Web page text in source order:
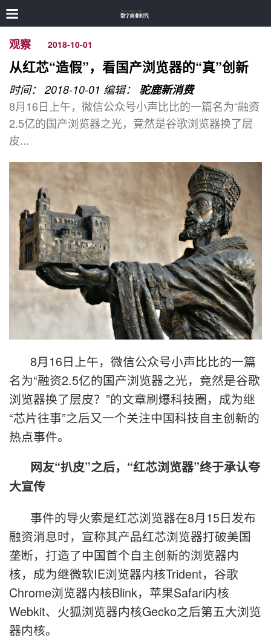
观察 2018-10-01
从红芯“造假”，看国产浏览器的“真”创新
时间： 2018-10-01 编辑： 驼鹿新消费
8月16日上午，微信公众号小声比比的一篇名为“融资
2.5亿的国产浏览器之光，竟然是谷歌浏览器换了层
皮...
8月16日上午，微信公众号小声比比的一篇
名为“融资2.5亿的国产浏览器之光，竟然是谷歌
浏览器换了层皮？”的文章刷爆科技圈，成为继
“芯片往事”之后又一个关注中国科技自主创新的
热点事件。
网友“扒皮”之后，“红芯浏览器”终于承认夸
大宣传
事件的导火索是红芯浏览器在8月15日发布
融资消息时，宣称其产品红芯浏览器打破美国
垄断，打造了中国首个自主创新的浏览器内
核，成为继微软IE浏览器内核Trident，谷歌
Chrome浏览器内核Blink，苹果Safari内核
Webkit、火狐浏览器内核Gecko之后第五大浏览
器内核。